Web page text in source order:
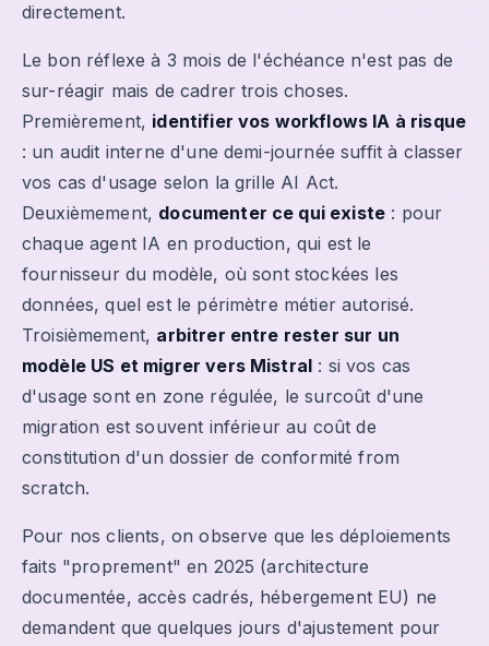
directement.
Le bon réflexe à 3 mois de l'échéance n'est pas de
sur-réagir mais de cadrer trois choses.
Premièrement, identifier vos workflows IA à risque
: un audit interne d'une demi-journée suffit à classer
vos cas d'usage selon la grille AI Act.
Deuxièmement, documenter ce qui existe : pour
chaque agent IA en production, qui est le
fournisseur du modèle, où sont stockées les
données, quel est le périmètre métier autorisé.
Troisièmement, arbitrer entre rester sur un
modèle US et migrer vers Mistral : si vos cas
d'usage sont en zone régulée, le surcoût d'une
migration est souvent inférieur au coût de
constitution d'un dossier de conformité from
scratch.
Pour nos clients, on observe que les déploiements
faits "proprement" en 2025 (architecture
documentée, accès cadrés, hébergement EU) ne
demandent que quelques jours d'ajustement pour